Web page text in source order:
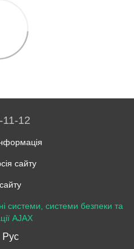
11-12
сайту
системи, системи безпеки та
AJAX
Рус